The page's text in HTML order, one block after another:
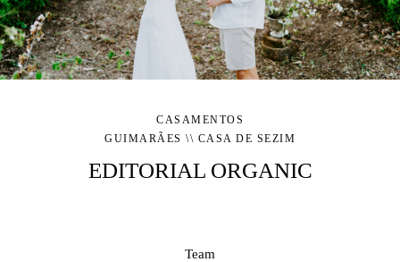
CASAMENTOS
GUIMARÃES \\ CASA DE SEZIM
EDITORIAL ORGANIC
Team